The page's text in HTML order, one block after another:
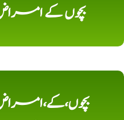
بچوں کے امراض